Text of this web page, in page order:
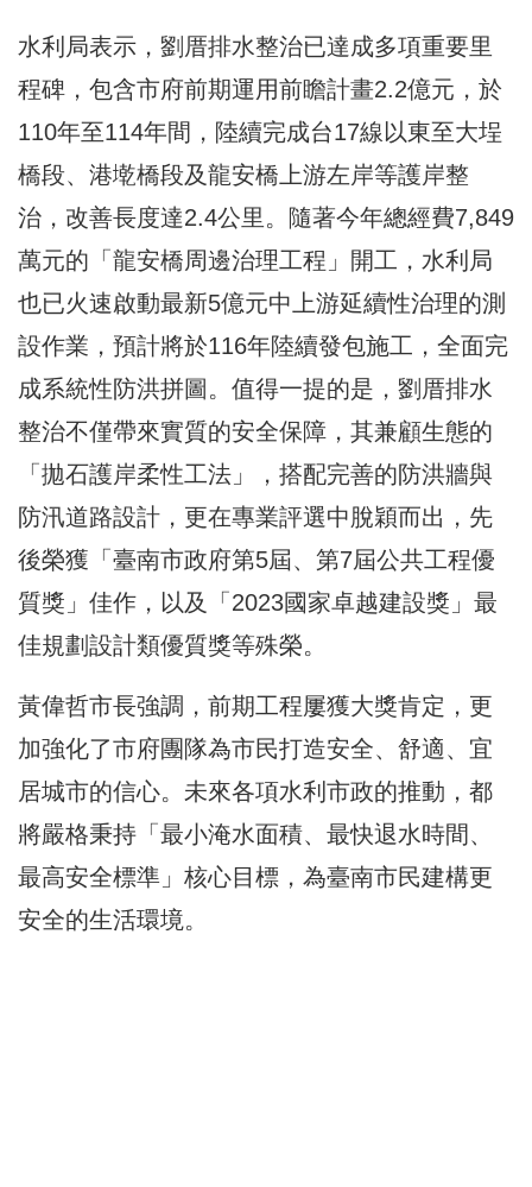
水利局表示，劉厝排水整治已達成多項重要里
程碑，包含市府前期運用前瞻計畫2.2億元，於
110年至114年間，陸續完成台17線以東至大埕
橋段、港墘橋段及龍安橋上游左岸等護岸整
治，改善長度達2.4公里。隨著今年總經費7,849
萬元的「龍安橋周邊治理工程」開工，水利局
也已火速啟動最新5億元中上游延續性治理的測
設作業，預計將於116年陸續發包施工，全面完
成系統性防洪拼圖。值得一提的是，劉厝排水
整治不僅帶來實質的安全保障，其兼顧生態的
「拋石護岸柔性工法」，搭配完善的防洪牆與
防汛道路設計，更在專業評選中脫穎而出，先
後榮獲「臺南市政府第5屆、第7屆公共工程優
質獎」佳作，以及「2023國家卓越建設獎」最
佳規劃設計類優質獎等殊榮。
黃偉哲市長強調，前期工程屢獲大獎肯定，更
加強化了市府團隊為市民打造安全、舒適、宜
居城市的信心。未來各項水利市政的推動，都
將嚴格秉持「最小淹水面積、最快退水時間、
最高安全標準」核心目標，為臺南市民建構更
安全的生活環境。